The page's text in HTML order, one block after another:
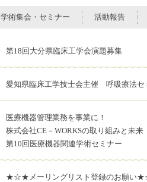
学術集会・セミナー 活動報告
第18回大分県臨床工学会演題募集
愛知県臨床工学技士会主催 呼吸療法セ
医療機器管理業務を事業に！
株式会社CE－WORKSの取り組みと未来
第10回医療機器関連学術セミナー
★☆★メーリングリスト登録のお願い